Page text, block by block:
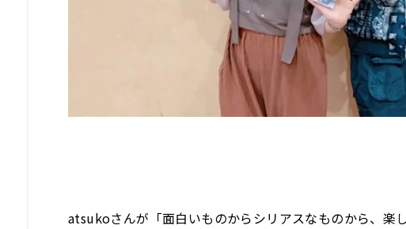
atsukoさんが「面白いものからシリアスなものから、楽